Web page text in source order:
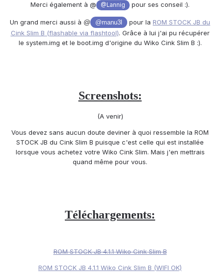
Merci également à @ @Lannig pour ses conseil :).
Un grand merci aussi à @ @manu3l pour la ROM STOCK JB du
Cink Slim B (flashable via flashtool). Grâce à lui j'ai pu récupérer
le system.img et le boot.img d'origine du Wiko Cink Slim B :).
Screenshots:
(A venir)
Vous devez sans aucun doute deviner à quoi ressemble la ROM
STOCK JB du Cink Slim B puisque c'est celle qui est installée
lorsque vous achetez votre Wiko Cink Slim. Mais j'en mettrais
quand même pour vous.
Téléchargements:
ROM STOCK JB 4.1.1 Wiko Cink Slim B
ROM STOCK JB 4.1.1 Wiko Cink Slim B (WIFI OK)